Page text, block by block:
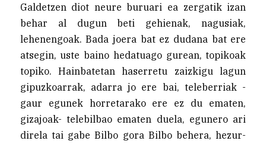
Galdetzen diot neure buruari ea zergatik izan
behar al dugun beti gehienak, nagusiak,
lehenengoak. Bada joera bat ez dudana bat ere
atsegin, uste baino hedatuago gurean, topikoak
topiko. Hainbatetan haserretu zaizkigu lagun
gipuzkoarrak, adarra jo ere bai, teleberriak -
gaur egunek horretarako ere ez du ematen,
gizajoak- telebilbao ematen duela, egunero ari
direla tai gabe Bilbo gora Bilbo behera, hezur-